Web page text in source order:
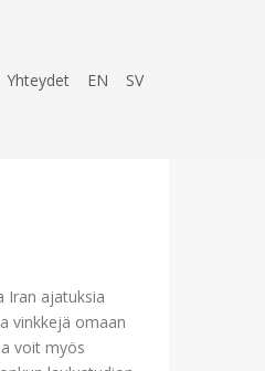
Yhteydet EN SV
Iran ajatuksia
vinkkejä omaan
voit myös